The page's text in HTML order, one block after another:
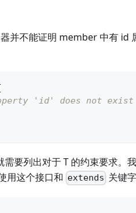
并不能证明 member 中有 id
'id' does not
要列出对于 T 的约束要求。
用这个接口和 extends 关键